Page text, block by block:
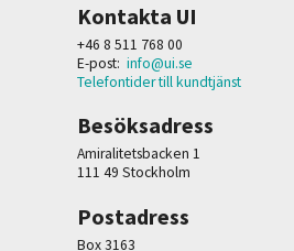
Kontakta UI
+46 8 511 768 00
E-post: info@ui.se
Telefontider till kundtjänst
Besöksadress
Amiralitetsbacken 1
111 49 Stockholm
Postadress
Box 3163